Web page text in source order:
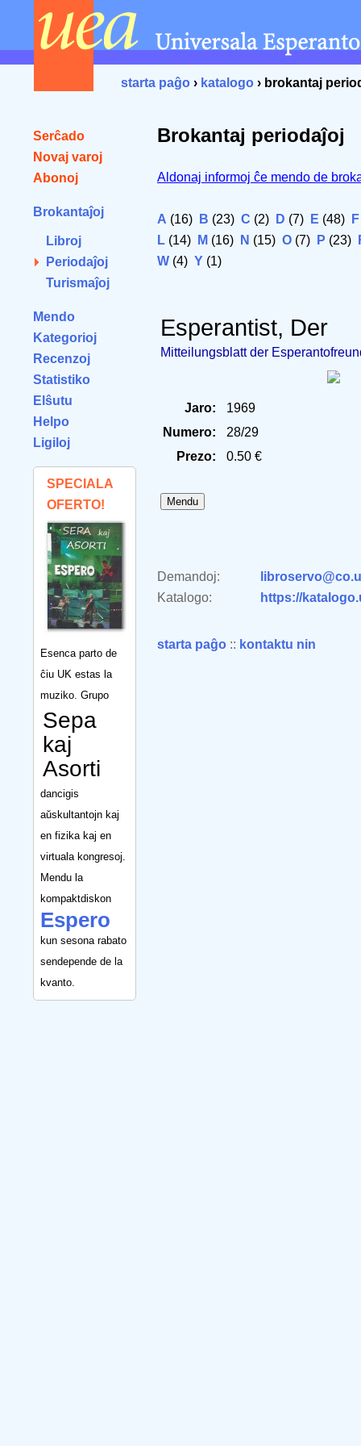
starta paĝo › katalogo › brokantaj
Serĉado
Novaj varoj
Abonoj
Brokantaĵoj
Libroj
Periodaĵoj
Turismaĵoj
Mendo
Kategorioj
Recenzoj
Statistiko
Elŝutu
Helpo
Ligiloj
SPECIALA
OFERTO!
Esenca parto de
ĉiu UK estas la
muziko. Grupo
Sepa
kaj
Asorti
dancigis
aŭskultantojn kaj
en fizika kaj en
virtuala kongresoj.
Mendu la
kompaktdiskon
Espero
kun sesona rabato
sendepende de la
kvanto.
Brokantaj periodaĵoj
Aldonaj informoj ĉe mendo de
A (16) B (23) C (2) D (7) E (48) F
L (14) M (16) N (15) O (7) P (23)
W (4) Y (1)
Esperantist, Der
Mitteilungsblatt der
Jaro:
1969
Numero:
28/29
Prezo:
0.50 €
Demandoj:
Katalogo:
https://
starta paĝo :: kontaktu nin